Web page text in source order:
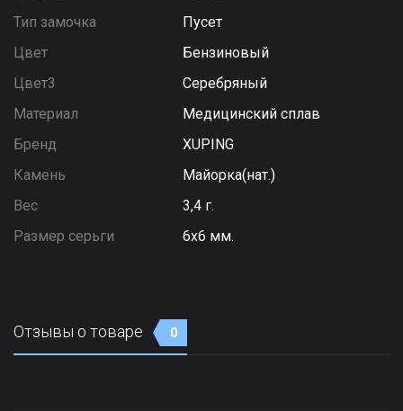
Тип замочка
Пусет
Цвет
Бензиновый
Цвет3
Серебряный
Материал
Медицинский сплав
Бренд
XUPING
Камень
Майорка(нат.)
Вес
3,4 г.
Размер серьги
6х6 мм.
Отзывы о товаре 0